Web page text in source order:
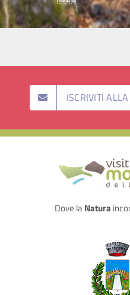
ISCRIVITI
Dove laNatura